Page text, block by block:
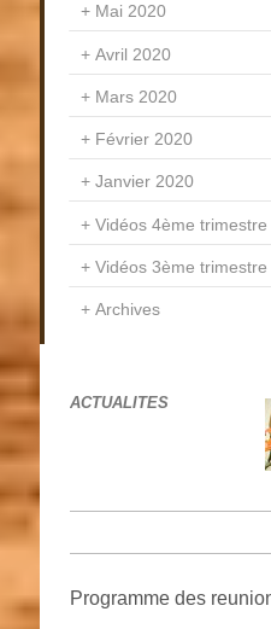
Mai 2020
Avril 2020
Mars 2020
Février 2020
Janvier 2020
Vidéos 4ème trimestre
Vidéos 3ème trimestre
Archives
ACTUALITES
Programme des